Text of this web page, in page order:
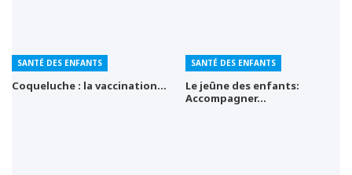
SANTÉ DES ENFANTS
Coqueluche : la vaccination…
SANTÉ DES ENFANTS
Le jeûne des enfants:
Accompagner…